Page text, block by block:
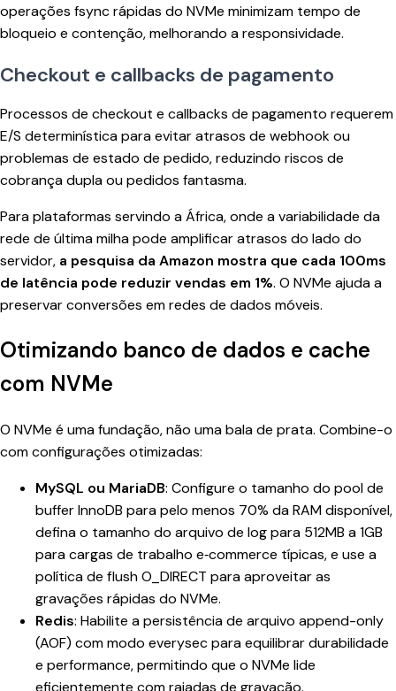
operações fsync rápidas do NVMe minimizam tempo de
bloqueio e contenção, melhorando a responsividade.
Checkout e callbacks de pagamento
Processos de checkout e callbacks de pagamento requerem
E/S determinística para evitar atrasos de webhook ou
problemas de estado de pedido, reduzindo riscos de
cobrança dupla ou pedidos fantasma.
Para plataformas servindo a África, onde a variabilidade da
rede de última milha pode amplificar atrasos do lado do
servidor, a pesquisa da Amazon mostra que cada 100ms
de latência pode reduzir vendas em 1%. O NVMe ajuda a
preservar conversões em redes de dados móveis.
Otimizando banco de dados e cache
com NVMe
O NVMe é uma fundação, não uma bala de prata. Combine-o
com configurações otimizadas:
MySQL ou MariaDB: Configure o tamanho do pool de
buffer InnoDB para pelo menos 70% da RAM disponível,
defina o tamanho do arquivo de log para 512MB a 1GB
para cargas de trabalho e‑commerce típicas, e use a
política de flush O_DIRECT para aproveitar as
gravações rápidas do NVMe.
Redis: Habilite a persistência de arquivo append-only
(AOF) com modo everysec para equilibrar durabilidade
e performance, permitindo que o NVMe lide
eficientemente com rajadas de gravação.